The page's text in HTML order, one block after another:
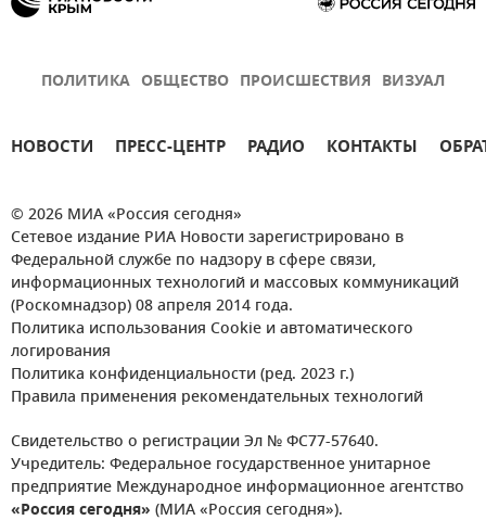
ПОЛИТИКА ОБЩЕСТВО ПРОИСШЕСТВИЯ ВИЗУАЛ
НОВОСТИ ПРЕСС-ЦЕНТР РАДИО КОНТАКТЫ
© 2026 МИА «Россия сегодня»
Сетевое издание РИА Новости зарегистрировано в
Федеральной службе по надзору в сфере связи,
информационных технологий и массовых коммуникаций
(Роскомнадзор) 08 апреля 2014 года.
Политика использования Cookie и автоматического
логирования
Политика конфиденциальности (ред. 2023 г.)
Правила применения рекомендательных технологий
Свидетельство о регистрации Эл № ФС77-57640.
Учредитель: Федеральное государственное унитарное
предприятие Международное информационное агентство
«Россия сегодня» (МИА «Россия сегодня»).